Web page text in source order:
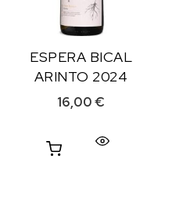
ESPERA BICAL
ARINTO 2024
16,00€